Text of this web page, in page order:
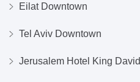
Eilat Downtown
Tel Aviv Downtown
Jerusalem Hotel King David